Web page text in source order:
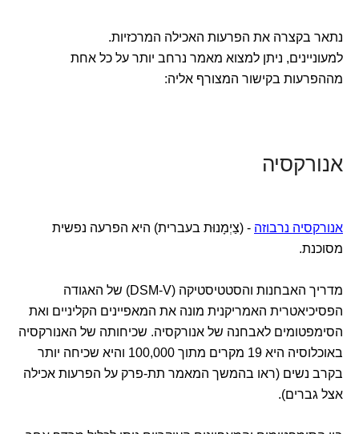
נתאר בקצרה את הפרעות האכילה המרכזיות.
למעוניינים, ניתן למצוא מאמר נרחב יותר על כל אחת
מההפרעות בקישור המצורף אליה:
אנורקסיה
אנורקסיה נרבוזה - (צַיְמָנוּת בעברית) היא הפרעה נפשית
מסוכנת.
מדריך האבחנות והסטטיסטיקה (DSM-V) של האגודה
הפסיכיאטרית האמריקנית מונה את המאפיינים הקליניים ואת
הסימפטומים לאבחנה של אנורקסיה. שכיחותה של האנורקסיה
באוכלוסיה היא 19 מקרים מתוך 100,000 והיא שכיחה יותר
בקרב נשים (ראו בהמשך המאמר תת-פרק על הפרעות אכילה
אצל גברים).